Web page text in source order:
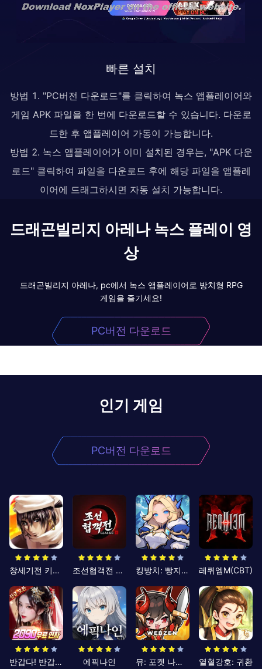
빠른 설치
방법 1. "PC버전 다운로드"를 클릭하여 녹스 앱플레이어와
게임 APK 파일을 한 번에 다운로드할 수 있습니다. 다운로
드한 후 앱플레이어 가동이 가능합니다.
방법 2. 녹스 앱플레이어가 이미 설치된 경우는, "APK 다운
로드" 클릭하여 파일을 다운로드 후에 해당 파일을 앱플레
이어에 드래그하시면 자동 설치 가능합니다.
드래곤빌리지 아레나 녹스 플레이 영
상
드래곤빌리지 아레나, pc에서 녹스 앱플레이어로 방치형 RPG
게임을 즐기세요!
PC버전 다운로드
인기 게임
PC버전 다운로드
창세기전 키우기 조선협객전 클래식 킹방치: 빵지의 제왕 레퀴엠M(CBT)
반갑다! 반갑삼국지 에픽나인 뮤: 포켓 나이츠 열혈강호: 귀환